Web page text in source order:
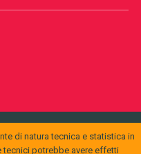
aCreative
Migration
di natura tecnica e statistica in
tecnici potrebbe avere effetti